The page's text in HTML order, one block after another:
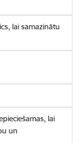
lai samazinātu
lai
un